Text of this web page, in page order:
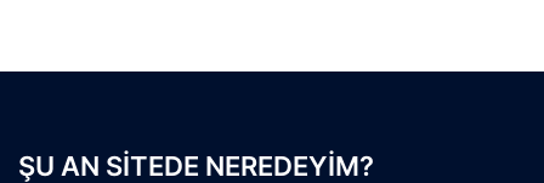
ŞU AN SITEDE NEREDEYIM?